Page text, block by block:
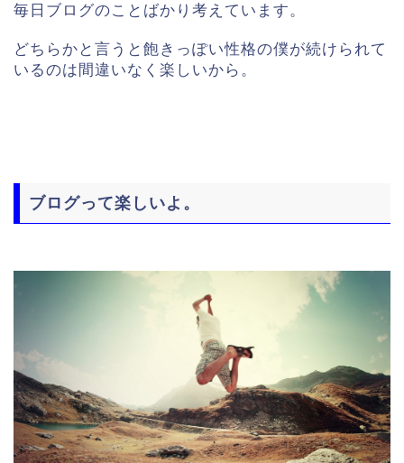
毎日ブログのことばかり考えています。
どちらかと言うと飽きっぽい性格の僕が続けられて
いるのは間違いなく楽しいから。
ブログって楽しいよ。